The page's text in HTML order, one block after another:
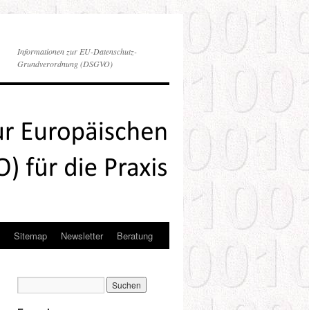
Informationen zur EU-Datenschutz-
Grundverordnung (DSGVO)
Sitemap Newsletter Beratung